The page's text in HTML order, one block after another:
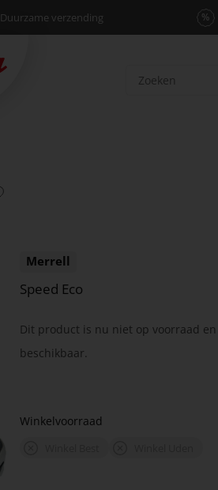
Duurzame verzending %
Merrell
Speed Eco
Dit product is nu niet op voorraad
beschikbaar.
Winkelvoorraad